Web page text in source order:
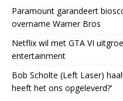
Paramount garandeert
overname Warner Bros
Netflix wil met GTA VI
entertainment
Bob Scholte (Left Laser)
heeft het ons opgeleverd?’